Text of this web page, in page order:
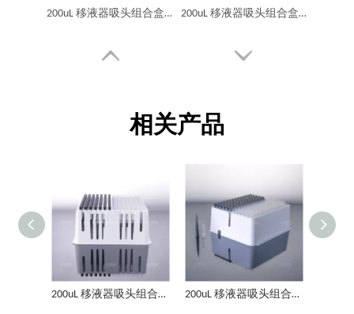
200uL 移液器吸头组合盒导电吸头透明管 RC款 E801套装、透明+黑 200uL 移液器吸头组合盒导电吸头和透明管 RC款 E601套装、透明+黑
相关产品
200uL 移液器吸头组合盒导电吸头透明管 RC款 E801套装、透明+黑 200uL 移液器吸头组合盒导电吸头和透明管 RC款 E601套装、透明+黑